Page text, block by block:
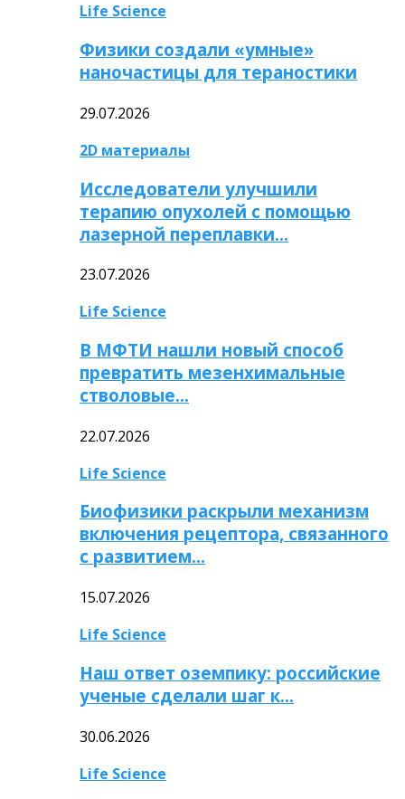
Life Science
Физики создали «умные»
наночастицы для тераностики
29.07.2026
2D материалы
Исследователи улучшили
терапию опухолей с помощью
лазерной переплавки…
23.07.2026
Life Science
В МФТИ нашли новый способ
превратить мезенхимальные
стволовые…
22.07.2026
Life Science
Биофизики раскрыли механизм
включения рецептора, связанного
с развитием…
15.07.2026
Life Science
Наш ответ оземпику: российские
ученые сделали шаг к…
30.06.2026
Life Science